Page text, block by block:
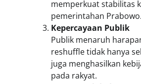
memperkuat stabilitas
pemerintahan Prabowo.
Kepercayaan Publik
Publik menaruh
reshuffle tidak hanya
juga menghasilkan
pada rakyat.